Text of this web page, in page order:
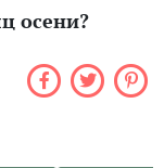
осени?